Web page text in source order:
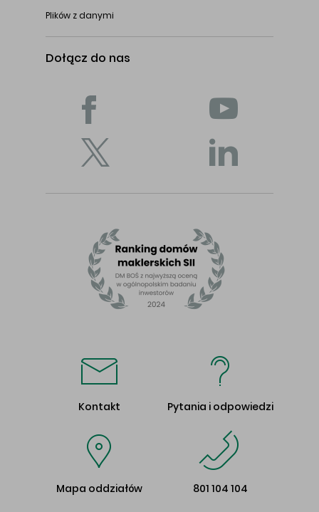
Plików z danymi
Dołącz do nas
Kontakt Pytania i odpowiedzi
Mapa oddziałów 801 104 104